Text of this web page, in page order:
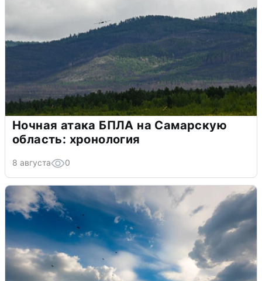
Ночная атака БПЛА на Самарскую
область: хронология
8 августа 0